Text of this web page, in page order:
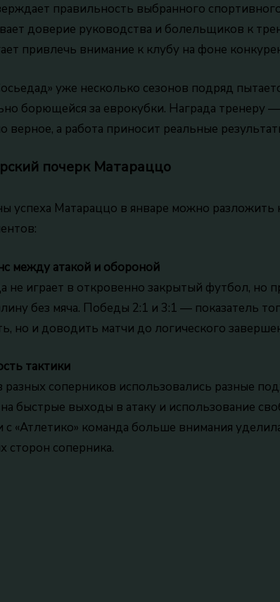
правильность выбранного
доверие руководства и болельщиков к
привлечь внимание к клубу на фоне
уже несколько сезонов подряд
борющейся за еврокубки. Награда тренеру
верное, а работа приносит реальные
почерк Матараццо
успеха Матараццо в январе можно разложить
между атакой и обороной
не играет в откровенно закрытый футбол, но
без мяча. Победы 2:1 и 3:1 — показатель
но и доводить матчи до логического
тактики
соперников использовались разные
быстрые выходы в атаку и использование
с «Атлетико» команда больше внимания
сторон соперника.